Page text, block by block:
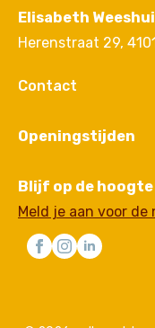
Elisabeth
Herenstraat 29,
Contact
Openingstijden
Blijf op de hoogte
Meld je aan voor